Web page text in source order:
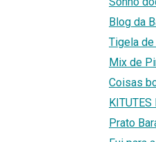
Blog da
Tigela
Mix de
Coisas
KITUTES
Prato